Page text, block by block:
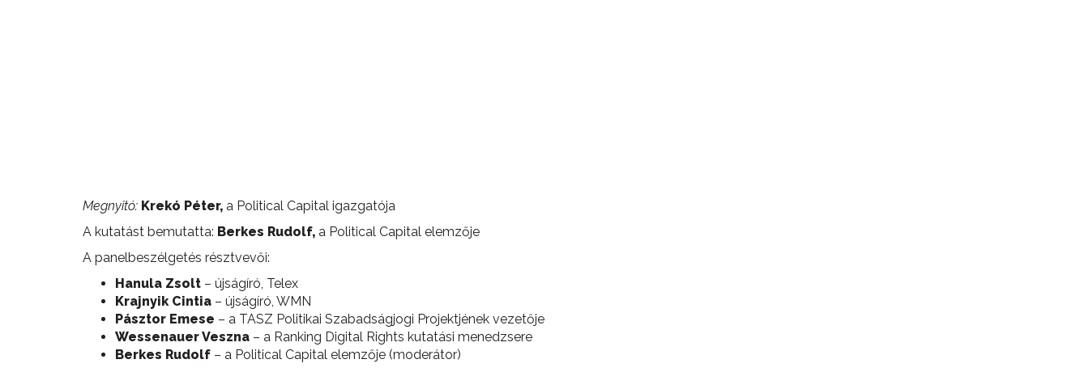
Megnyitó: Krekó Péter, a Political Capital igazgatója
A kutatást bemutatta: Berkes Rudolf, a Political Capital elemzője
A panelbeszélgetés résztvevői:
Hanula Zsolt – újságíró, Telex
Krajnyik Cintia – újságíró, WMN
Pásztor Emese – a TASZ Politikai Szabadságjogi Projektjének vezetője
Wessenauer Veszna – a Ranking Digital Rights kutatási menedzsere
Berkes Rudolf – a Political Capital elemzője (moderátor)